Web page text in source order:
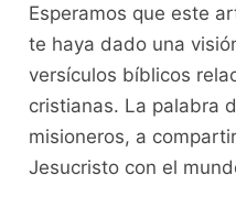
Esperamos que este
te haya dado una
versículos bíblicos
cristianas. La palabra
misioneros, a
Jesucristo con el